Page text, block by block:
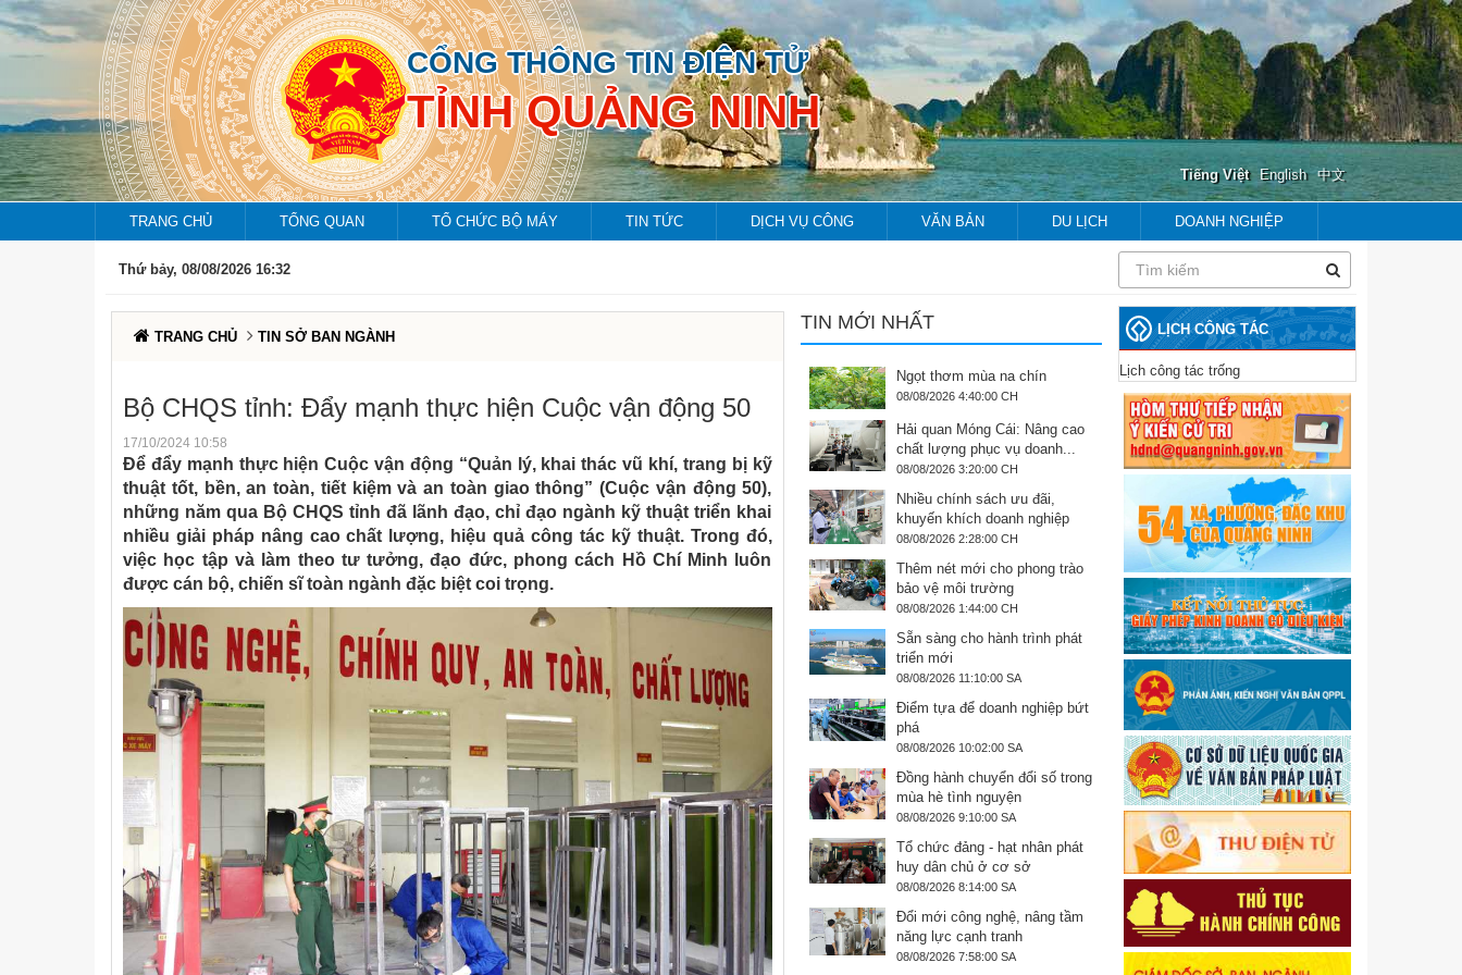
next
CỔNG THÔNG TIN ĐIỆN TỬ
TỈNH QUẢNG NINH
Tiếng Việt English 中文
TRANG CHỦ TỔNG QUAN TỔ CHỨC BỘ MÁY TIN TỨC DỊCH VỤ CÔNG VĂN BẢN DU LỊCH DOANH NGHIỆP
Thứ bảy, 08/08/2026 16:32
TRANG CHỦ TIN SỞ BAN NGÀNH
Bộ CHQS tỉnh: Đẩy mạnh thực hiện Cuộc vận động 50
17/10/2024 10:58
Để đẩy mạnh thực hiện Cuộc vận động “Quản lý, khai thác vũ khí, trang bị kỹ
thuật tốt, bền, an toàn, tiết kiệm và an toàn giao thông” (Cuộc vận động 50),
những năm qua Bộ CHQS tỉnh đã lãnh đạo, chỉ đạo ngành kỹ thuật triển khai
nhiều giải pháp nâng cao chất lượng, hiệu quả công tác kỹ thuật. Trong đó,
việc học tập và làm theo tư tưởng, đạo đức, phong cách Hồ Chí Minh luôn
được cán bộ, chiến sĩ toàn ngành đặc biệt coi trọng.
TIN MỚI NHẤT
Ngọt thơm mùa na chín
08/08/2026 4:40:00 CH
Hải quan Móng Cái: Nâng cao
chất lượng phục vụ doanh...
08/08/2026 3:20:00 CH
Nhiều chính sách ưu đãi,
khuyến khích doanh nghiệp
08/08/2026 2:28:00 CH
Thêm nét mới cho phong trào
bảo vệ môi trường
08/08/2026 1:44:00 CH
Sẵn sàng cho hành trình phát
triển mới
08/08/2026 11:10:00 SA
Điểm tựa để doanh nghiệp bứt
phá
08/08/2026 10:02:00 SA
Đồng hành chuyển đổi số trong
mùa hè tình nguyện
08/08/2026 9:10:00 SA
Tổ chức đảng - hạt nhân phát
huy dân chủ ở cơ sở
08/08/2026 8:14:00 SA
Đổi mới công nghệ, nâng tầm
năng lực cạnh tranh
08/08/2026 7:58:00 SA
LỊCH CÔNG TÁC
Lịch công tác trống